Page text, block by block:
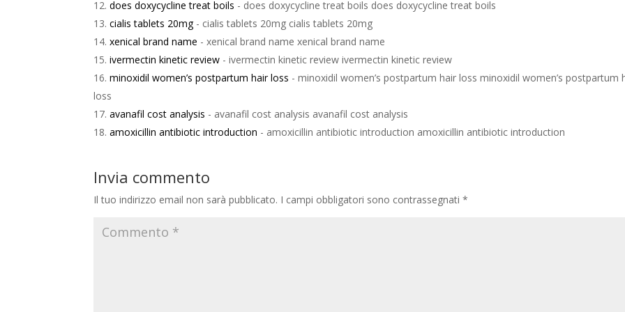
does doxycycline treat boils - does doxycycline treat boils does doxycycline treat boils
cialis tablets 20mg- cialis tablets 20mg cialis tablets 20mg
xenical brand name - xenical brand name xenical brand name
ivermectin kinetic review - ivermectin kinetic review ivermectin kinetic review
minoxidil women’s postpartum hair loss - minoxidil women’s postpartum hair loss minoxidil women’s postpartum
loss
avanafil cost analysis - avanafil cost analysis avanafil cost analysis
amoxicillin antibiotic introduction - amoxicillin antibiotic introduction amoxicillin antibiotic introduction
Invia commento
Il tuo indirizzo email non sarà pubblicato. I campi obbligatori sono contrassegnati*